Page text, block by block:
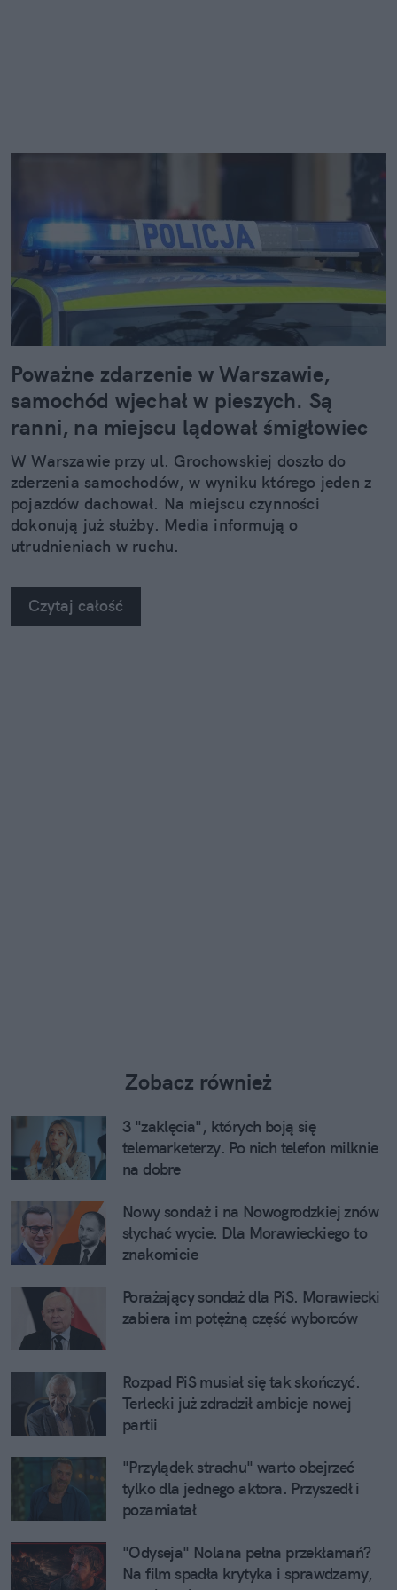
Poważne zdarzenie w Warszawie,
samochód wjechał w pieszych. Są
ranni, na miejscu lądował śmigłowiec
W Warszawie przy ul. Grochowskiej doszło do
zderzenia samochodów, w wyniku którego jeden z
pojazdów dachował. Na miejscu czynności
dokonują już służby. Media informują o
utrudnieniach w ruchu.
Czytaj całość
Zobacz również
3 "zaklęcia", których boją się
telemarketerzy. Po nich telefon milknie
na dobre
Nowy sondaż i na Nowogrodzkiej znów
słychać wycie. Dla Morawieckiego to
znakomicie
Porażający sondaż dla PiS. Morawiecki
zabiera im potężną część wyborców
Rozpad PiS musiał się tak skończyć.
Terlecki już zdradził ambicje nowej
partii
"Przylądek strachu" warto obejrzeć
tylko dla jednego aktora. Przyszedł i
pozamiatał
"Odyseja" Nolana pełna przekłamań?
Na film spadła krytyka i sprawdzamy,